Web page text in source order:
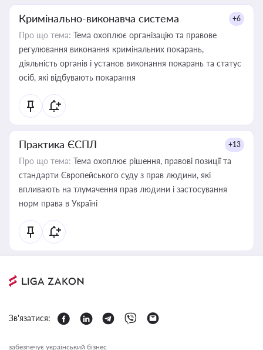
Кримінально-виконавча система +6
Про що тема: Тема охоплює організацію та правове
регулювання виконання кримінальних покарань,
діяльність органів і установ виконання покарань та статус
осіб, які відбувають покарання
Практика ЄСПЛ +13
Про що тема: Тема охоплює рішення, правові позиції та
стандарти Європейського суду з прав людини, які
впливають на тлумачення прав людини і застосування
норм права в Україні
Зв'язатися:
забезпечує український бізнес